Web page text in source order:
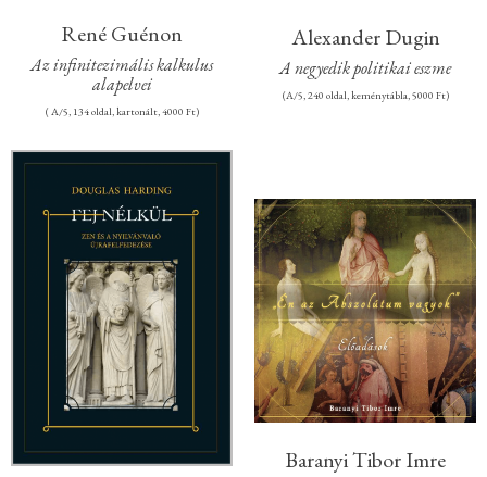
René Guénon
Az infinitezimális kalkulus
alapelvei
( A/5, 134 oldal, kartonált, 4000 Ft)
Alexander Dugin
A negyedik politikai eszme
(A/5, 240 oldal, keménytábla, 5000 Ft)
Baranyi Tibor Imre